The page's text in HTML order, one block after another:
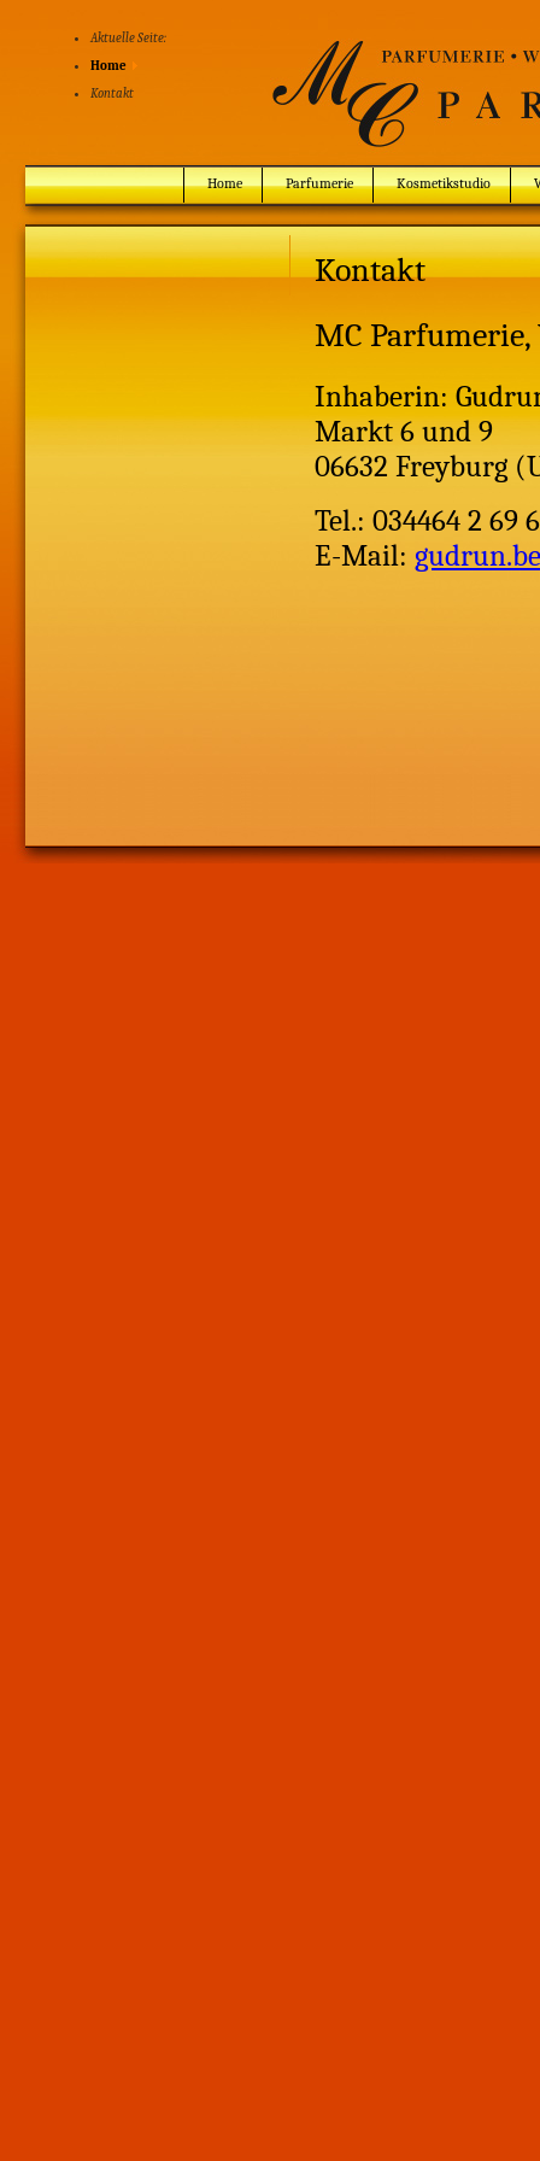
Aktuelle Seite:
Home
Kontakt
Home Parfumerie Kosmetikstudio
Kontakt
MC
Inhaberin:
Markt 6 und 9
06632 Freyburg
Tel.: 034464 2 69
E-Mail: